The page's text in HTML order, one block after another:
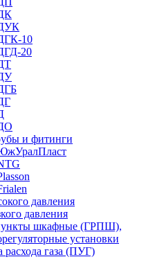
10
20
и фитинги
давления
давления
шкафные (ГРПШ),
установки
газа (ПУГ)